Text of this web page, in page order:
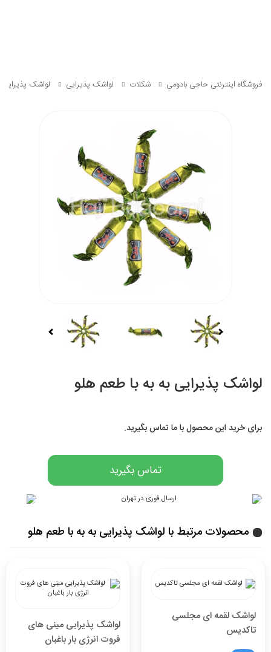
فروشگاه اینترنتی حاجی بادومی شکلات لواشک پذیرایی لواشک پذیرایی
لواشک پذیرایی به به با طعم هلو
برای خرید این محصول با ما تماس بگیرید.
تماس بگیرید
محصولات مرتبط با لواشک پذیرایی به به با طعم هلو
لواشک لقمه ای مجلسی
تاکدیس
لواشک پذیرایی مینی های
فروت انرژی بار باغبان